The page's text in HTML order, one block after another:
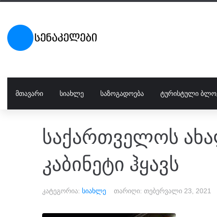
ᲛᲗᲐᲕᲐᲠᲘ ᲡᲘᲐᲮᲚᲔ ᲡᲐᲖᲝᲒᲐᲓᲝᲔᲑᲐ ᲢᲣᲠᲘᲡᲢᲣᲚᲘ
საქართველოს
კაბინეტი ჰყავს
კატეგორია: სიახლე თარიღი: თებერვალი 23, 2021